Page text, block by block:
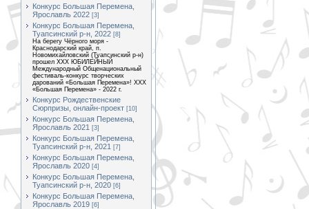
Конкурс Большая Перемена,
Ярославль 2022 [3]
Конкурс Большая Перемена,
Туапсинский р-н, 2022 [8]
На берегу Чёрного моря -
Краснодарский край, п.
Новомихайловский (Туапсинский р-н)
прошел XXX ЮБИЛЕЙНЫЙ
Международный Общенациональный
фестиваль-конкурс творческих
дарований «Большая Перемена»! XXX
«Большая Перемена» - 2022 г.
Конкурс Рождественские
Сюрпризы, онлайн-проект [10]
Конкурс Большая Перемена,
Ярославль 2021 [3]
Конкурс Большая Перемена,
Туапсинский р-н, 2021 [7]
Конкурс Большая Перемена,
Ярославль 2020 [4]
Конкурс Большая Перемена,
Туапсинский р-н, 2020 [6]
Конкурс Большая Перемена,
Ярославль 2019 [6]